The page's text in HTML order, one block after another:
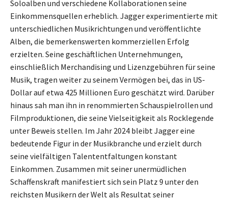
Soloalben und verschiedene Kollaborationen seine
Einkommensquellen erheblich. Jagger experimentierte mit
unterschiedlichen Musikrichtungen und veröffentlichte
Alben, die bemerkenswerten kommerziellen Erfolg
erzielten. Seine geschäftlichen Unternehmungen,
einschließlich Merchandising und Lizenzgebühren für seine
Musik, tragen weiter zu seinem Vermögen bei, das in US-
Dollar auf etwa 425 Millionen Euro geschätzt wird. Darüber
hinaus sah man ihn in renommierten Schauspielrollen und
Filmproduktionen, die seine Vielseitigkeit als Rocklegende
unter Beweis stellen. Im Jahr 2024 bleibt Jagger eine
bedeutende Figur in der Musikbranche und erzielt durch
seine vielfältigen Talententfaltungen konstant
Einkommen. Zusammen mit seiner unermüdlichen
Schaffenskraft manifestiert sich sein Platz 9 unter den
reichsten Musikern der Welt als Resultat seiner